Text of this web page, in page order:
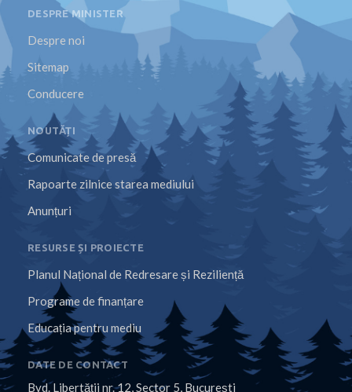
DESPRE MINISTER
Despre noi
Sitemap
Conducere
NOUTĂȚI
Comunicate de presă
Rapoarte zilnice starea mediului
Anunțuri
RESURSE ȘI PROIECTE
Planul Național de Redresare și Reziliență
Programe de finanțare
Educația pentru mediu
DATE DE CONTACT
Bvd. Libertăţii nr. 12, Sector 5, Bucureşti